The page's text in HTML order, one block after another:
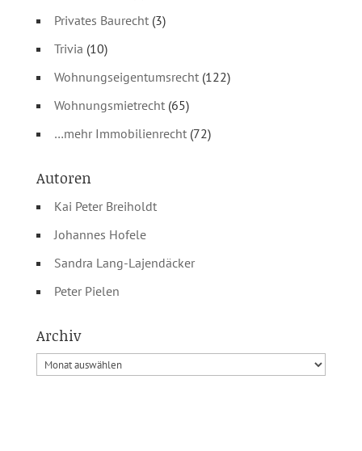
Privates Baurecht(3)
Trivia (10)
Wohnungseigentumsrecht(122)
Wohnungsmietrecht(65)
…mehr Immobilienrecht(72)
Autoren
Kai Peter Breiholdt
Johannes Hofele
Sandra Lang-Lajendäcker
Peter Pielen
Archiv